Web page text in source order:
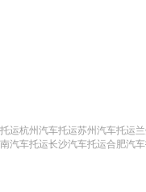
运杭州汽车托运苏州汽车托运
汽车托运长沙汽车托运合肥汽